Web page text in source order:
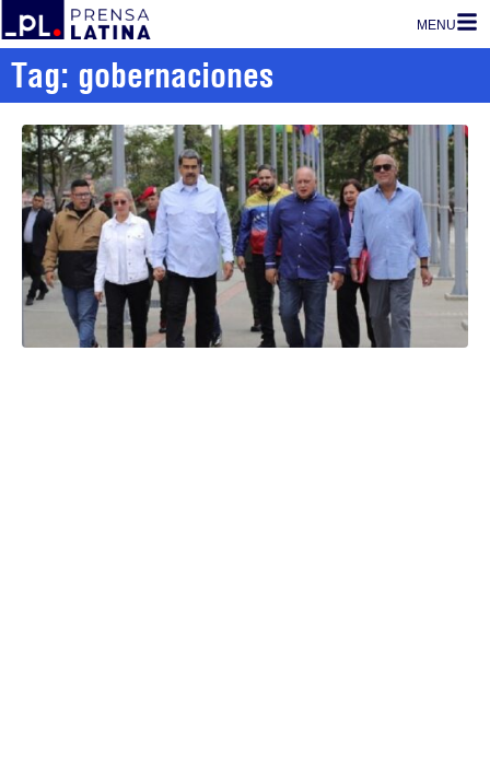
MENU
Tag: gobernaciones